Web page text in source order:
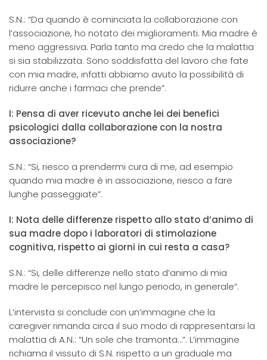
S.N.: “Da quando è cominciata la collaborazione con
l’associazione, ho notato dei miglioramenti. Mia madre è
meno aggressiva. Parla tanto ma credo che la malattia
si sia stabilizzata. Sono soddisfatta del lavoro che fate
con mia madre, infatti abbiamo avuto la possibilità di
ridurre anche i farmaci che prende”.
I: Pensa di aver ricevuto anche lei dei benefici
psicologici dalla collaborazione con la nostra
associazione?
S.N.: “Si, riesco a prendermi cura di me, ad esempio
quando mia madre è in associazione, riesco a fare
lunghe passeggiate”.
I: Nota delle differenze rispetto allo stato d’animo di
sua madre dopo i laboratori di stimolazione
cognitiva, rispetto ai giorni in cui resta a casa?
S.N.: “Si, delle differenze nello stato d’animo di mia
madre le percepisco nel lungo periodo, in generale”.
L’intervista si conclude con un’immagine che la
caregiver rimanda circa il suo modo di rappresentarsi la
malattia di A.N.: “Un sole che tramonta…”. L’immagine
richiama il vissuto di S.N. rispetto a un graduale ma